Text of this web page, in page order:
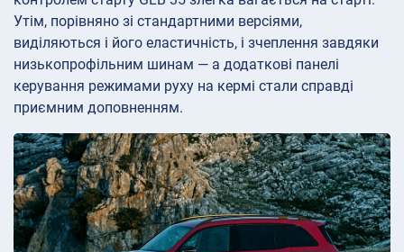
Утім, порівняно зі стандартними версіями,
виділяються і його еластичність, і зчеплення завдяки
низькопрофільним шинам — а додаткові панелі
керування режимами руху на кермі стали справді
приємним доповненням.